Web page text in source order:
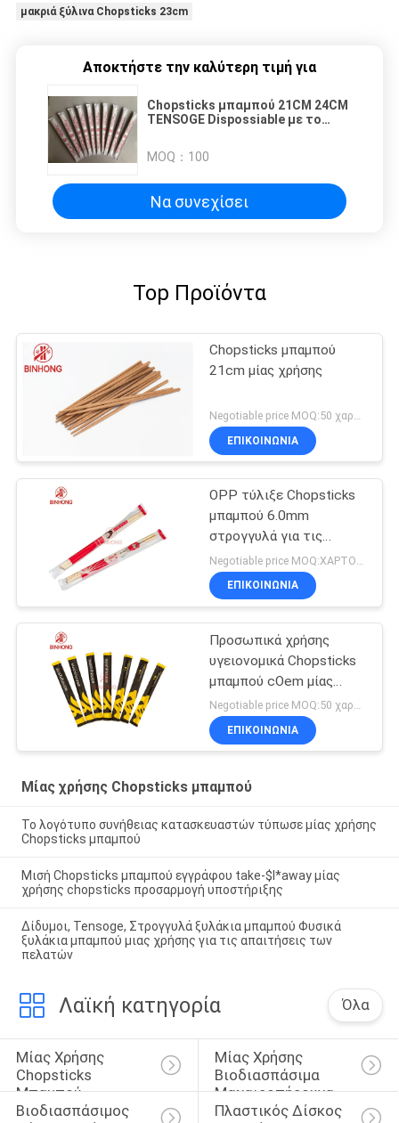
μακριά ξύλινα Chopsticks 23cm
Αποκτήστε την καλύτερη τιμή για
Chopsticks μπαμπού 21CM 24CM
TENSOGE Dispossiable με το
MOQ： 100
Να συνεχίσει
Top Προϊόντα
Chopsticks μπαμπού
21cm μίας χρήσης
ΕΠΙΚΟΙΝΩΝΙΑ
OPP τύλιξε Chopsticks
μπαμπού 6.0mm
στρογγυλά για τις
εκκλησίες
ΕΠΙΚΟΙΝΩΝΙΑ
Προσωπικά χρήσης
υγειονομικά Chopsticks
μπαμπού cOem μίας
χρήσης
Negotiable price MOQ:50 χαρτοκιβώτιο
ΕΠΙΚΟΙΝΩΝΙΑ
Μίας χρήσης Chopsticks μπαμπού
Το λογότυπο συνήθειας κατασκευαστών τύπωσε μίας χρήσης
Chopsticks μπαμπού
Μισή Chopsticks μπαμπού εγγράφου take-$l*away μίας
χρήσης chopsticks προσαρμογή υποστήριξης
Δίδυμοι, Tensoge, Στρογγυλά ξυλάκια μπαμπού Φυσικά
ξυλάκια μπαμπού μιας χρήσης για τις απαιτήσεις των
πελατών
Λαϊκή κατηγορία Όλα
Μίας Χρήσης
Chopsticks
Μπαμπού
Μίας Χρήσης
Βιοδιασπάσιμα
Μαχαιροπήρουνα
Βιοδιασπάσιμος
Πλαστικός Δίσκος